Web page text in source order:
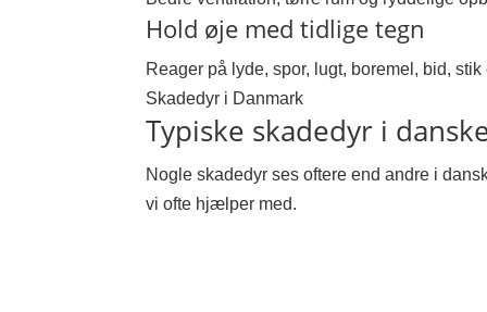
Hold øje med tidlige tegn
Reager på lyde, spor, lugt, boremel, bid,
Skadedyr i Danmark
Typiske skadedyr i
Nogle skadedyr ses oftere end andre i
vi ofte hjælper med.